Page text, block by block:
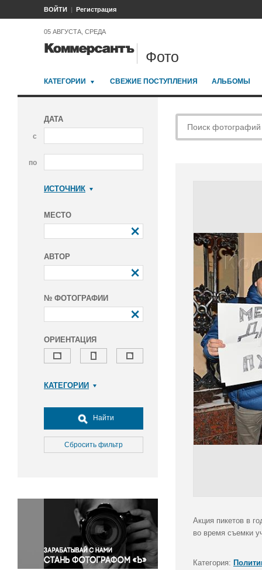
ВОЙТИ Регистрация
05 АВГУСТА, СРЕДА
Фото
КАТЕГОРИИ СВЕЖИЕ ПОСТУПЛЕНИЯ АЛЬБОМЫ
ДАТА
с
по
ИСТОЧНИК
МЕСТО
АВТОР
№ ФОТОГРАФИИ
ОРИЕНТАЦИЯ
КАТЕГОРИИ
Досуг, туризм и отдых
Культура
Медицина
Окружающая среда
Политика
Правосудие
Происшествия и конфликты
Религия
Найти
Сбросить фильтр
Акция пикетов в
во время съемки
Категория: